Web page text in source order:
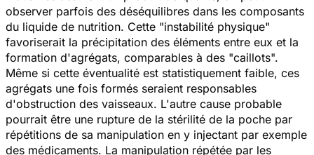
observer parfois des déséquilibres dans les composants
du liquide de nutrition. Cette "instabilité physique"
favoriserait la précipitation des éléments entre eux et la
formation d'agrégats, comparables à des "caillots".
Même si cette éventualité est statistiquement faible, ces
agrégats une fois formés seraient responsables
d'obstruction des vaisseaux. L'autre cause probable
pourrait être une rupture de la stérilité de la poche par
répétitions de sa manipulation en y injectant par exemple
des médicaments. La manipulation répétée par les